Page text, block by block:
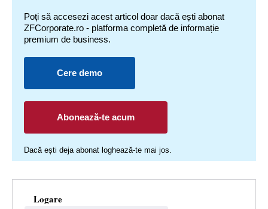
Poți să accesezi acest articol doar dacă ești abonat
ZFCorporate.ro - platforma completă de informație
premium de business.
Cere demo
Abonează-te acum
Dacă ești deja abonat loghează-te mai jos.
Logare